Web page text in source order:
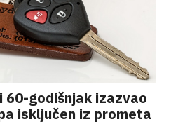
60-godišnjak izazvao
isključen iz prometa